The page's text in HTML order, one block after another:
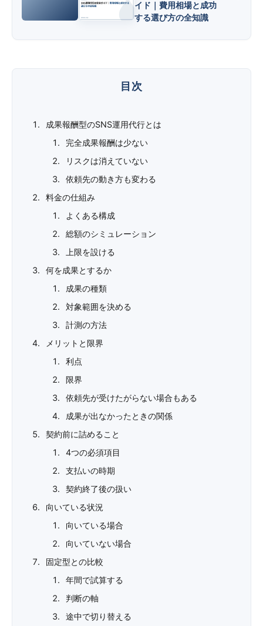
イド｜費用相場と成功
する選び方の全知識
成果報酬型のSNS運用代行とは
完全成果報酬は少ない
リスクは消えていない
依頼先の動き方も変わる
料金の仕組み
よくある構成
総額のシミュレーション
上限を設ける
何を成果とするか
成果の種類
対象範囲を決める
計測の方法
メリットと限界
利点
限界
依頼先が受けたがらない場合もある
成果が出なかったときの関係
契約前に詰めること
4つの必須項目
支払いの時期
契約終了後の扱い
向いている状況
向いている場合
向いていない場合
固定型との比較
年間で試算する
判断の軸
途中で切り替える